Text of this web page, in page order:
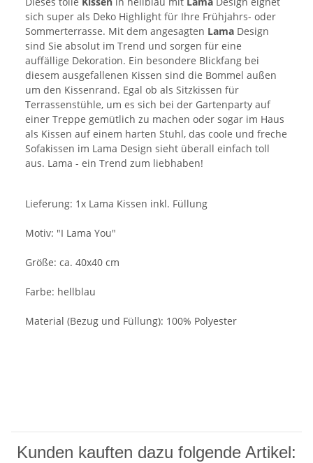
sich super als Deko Highlight für Ihre Frühjahrs- oder
Sommerterrasse. Mit dem angesagten Lama Design
sind Sie absolut im Trend und sorgen für eine
auffällige Dekoration. Ein besondere Blickfang bei
diesem ausgefallenen Kissen sind die Bommel außen
um den Kissenrand. Egal ob als Sitzkissen für
Terrassenstühle, um es sich bei der Gartenparty auf
einer Treppe gemütlich zu machen oder sogar im Haus
als Kissen auf einem harten Stuhl, das coole und freche
Sofakissen im Lama Design sieht überall einfach toll
aus. Lama - ein Trend zum liebhaben!
Lieferung: 1x Lama Kissen inkl. Füllung
Motiv: "I Lama You"
Größe: ca. 40x40 cm
Farbe: hellblau
Material (Bezug und Füllung): 100% Polyester
Kunden kauften dazu folgende Artikel: